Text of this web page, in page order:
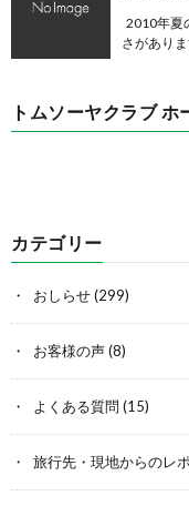
2010年夏
さが
トムソーヤクラブ ホ
カテゴリー
おしらせ(299)
お客様の声(8)
よくある質問 (15)
旅行先・現地からのレ